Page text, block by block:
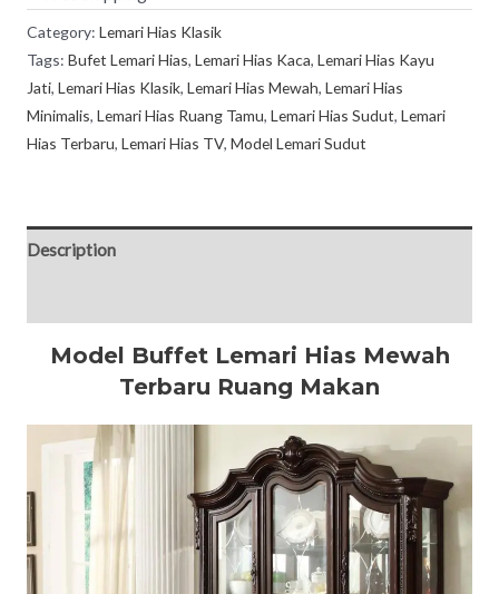
Category: Lemari Hias Klasik
Tags: Bufet Lemari Hias, Lemari Hias Kaca, Lemari Hias Kayu
Jati, Lemari Hias Klasik, Lemari Hias Mewah, Lemari Hias
Minimalis, Lemari Hias Ruang Tamu, Lemari Hias Sudut, Lemari
Hias Terbaru, Lemari Hias TV, Model Lemari Sudut
Description
Model Buffet Lemari Hias Mewah
Terbaru Ruang Makan